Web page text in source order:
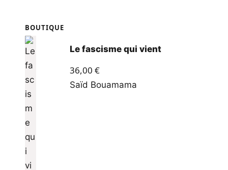
BOUTIQUE
Le fascisme qui vient
36,00 €
Saïd Bouamama